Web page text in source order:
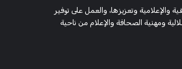
للدفاع عن الحريات الصحفية والإعلامية وتعزيزها، والعمل على توفير
ومهنية الصحافة والإعلام من ناحية